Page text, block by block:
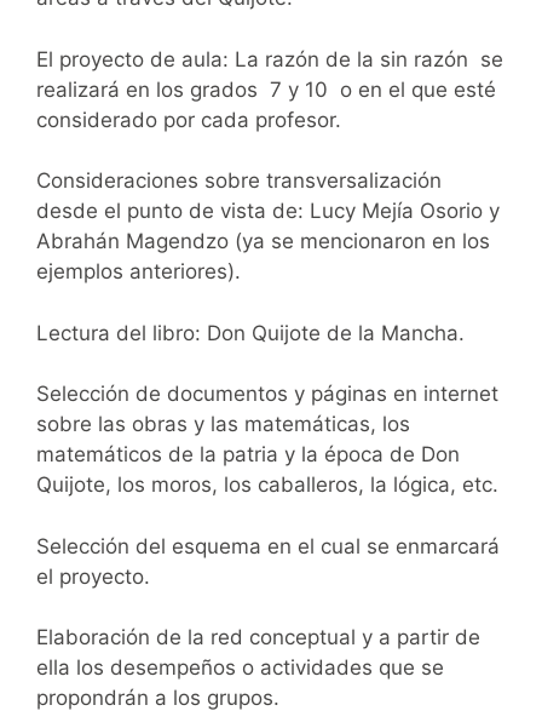
El proyecto de aula: La razón de la sin razón se
realizará en los grados 7 y 10 o en el que esté
considerado por cada profesor.
Consideraciones sobre transversalización
desde el punto de vista de: Lucy Mejía Osorio y
Abrahán Magendzo (ya se mencionaron en los
ejemplos anteriores).
Lectura del libro: Don Quijote de la Mancha.
Selección de documentos y páginas en internet
sobre las obras y las matemáticas, los
matemáticos de la patria y la época de Don
Quijote, los moros, los caballeros, la lógica, etc.
Selección del esquema en el cual se enmarcará
el proyecto.
Elaboración de la red conceptual y a partir de
ella los desempeños o actividades que se
propondrán a los grupos.